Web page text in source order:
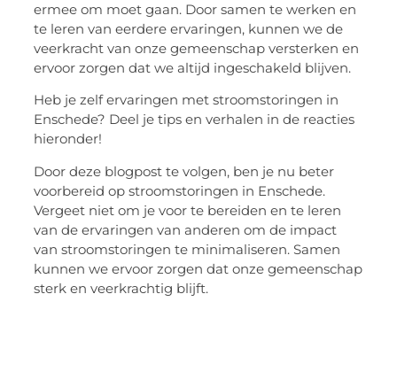
ermee om moet gaan. Door samen te werken en
te leren van eerdere ervaringen, kunnen we de
veerkracht van onze gemeenschap versterken en
ervoor zorgen dat we altijd ingeschakeld blijven.
Heb je zelf ervaringen met stroomstoringen in
Enschede? Deel je tips en verhalen in de reacties
hieronder!
Door deze blogpost te volgen, ben je nu beter
voorbereid op stroomstoringen in Enschede.
Vergeet niet om je voor te bereiden en te leren
van de ervaringen van anderen om de impact
van stroomstoringen te minimaliseren. Samen
kunnen we ervoor zorgen dat onze gemeenschap
sterk en veerkrachtig blijft.